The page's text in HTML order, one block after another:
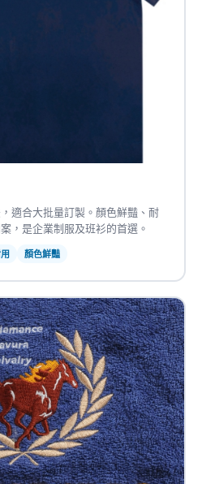
適合大批量訂製。顏色鮮豔、耐
，是企業制服及班衫的首選。
顏色鮮豔